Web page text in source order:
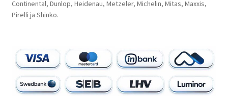
Continental, Dunlop, Heidenau, Metzeler, Michelin, Mitas, Maxxis,
Pirelli ja Shinko.